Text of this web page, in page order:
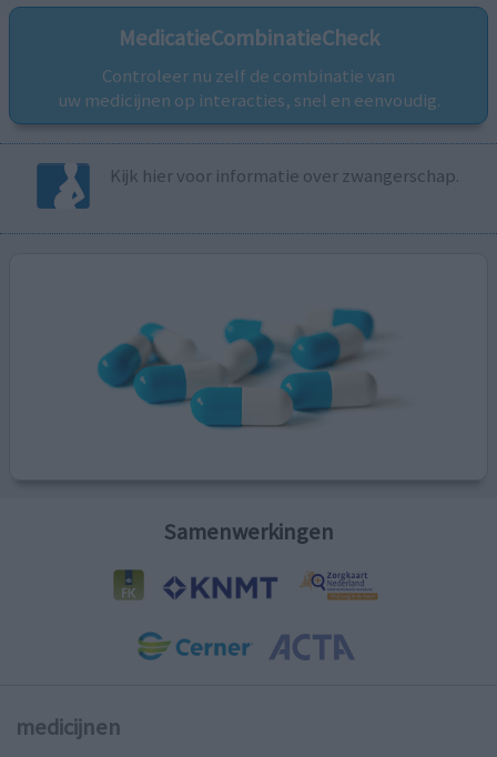
MedicatieCombinatieCheck
Controleer nu zelf de combinatie van
uw medicijnen op interacties, snel en eenvoudig.
Kijk hier voor informatie over zwangerschap.
Samenwerkingen
medicijnen